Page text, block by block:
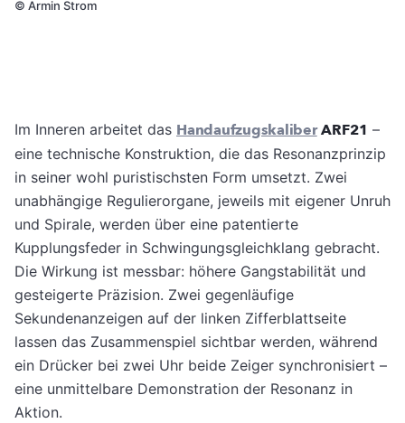
© Armin Strom
Im Inneren arbeitet das HandaufzugskaliberARF21 –
eine technische Konstruktion, die das Resonanzprinzip
in seiner wohl puristischsten Form umsetzt. Zwei
unabhängige Regulierorgane, jeweils mit eigener Unruh
und Spirale, werden über eine patentierte
Kupplungsfeder in Schwingungsgleichklang gebracht.
Die Wirkung ist messbar: höhere Gangstabilität und
gesteigerte Präzision. Zwei gegenläufige
Sekundenanzeigen auf der linken Zifferblattseite
lassen das Zusammenspiel sichtbar werden, während
ein Drücker bei zwei Uhr beide Zeiger synchronisiert –
eine unmittelbare Demonstration der Resonanz in
Aktion.